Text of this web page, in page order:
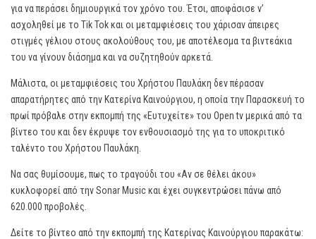
για να περάσει δημιουργικά τον χρόνο του. Έτσι, αποφάσισε ν’
ασχοληθεί με το Tik Tok και οι μεταμφιέσεις του χάρισαν άπειρες
στιγμές γέλιου στους ακολούθους του, με αποτέλεσμα τα βιντεάκια
του να γίνουν διάσημα και να συζητηθούν αρκετά.
Μάλιστα, οι μεταμφιέσεις του Χρήστου Παυλάκη δεν πέρασαν
απαρατήρητες από την Κατερίνα Καινούργιου, η οποία την Παρασκευή το
πρωί πρόβαλε στην εκπομπή της «Ευτυχείτε» του Open tv μερικά από τα
βίντεο του και δεν έκρυψε τον ενθουσιασμό της για το υποκριτικό
ταλέντο του Χρήστου Παυλάκη.
Να σας θυμίσουμε, πως το τραγούδι του «Αν σε θέλει άκου»
κυκλοφορεί από την Sonar Music και έχει συγκεντρώσει πάνω από
620.000 προβολές.
Δείτε το βίντεο από την εκπομπή της Κατερίνας Καινούργιου παρακάτω: